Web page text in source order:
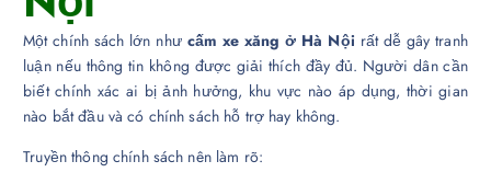
Một chính sách lớn như cấm xe xăng ở Hà Nội rất dễ gây tranh
luận nếu thông tin không được giải thích đầy đủ. Người dân cần
biết chính xác ai bị ảnh hưởng, khu vực nào áp dụng, thời gian
nào bắt đầu và có chính sách hỗ trợ hay không.
Truyền thông chính sách nên làm rõ: